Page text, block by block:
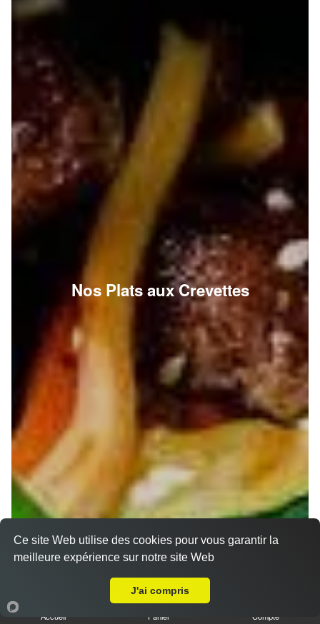
Nos Plats aux Crevettes
Accueil Panier Compte
Ce site Web utilise des cookies pour vous garantir la
meilleure expérience sur notre site Web
J'ai compris